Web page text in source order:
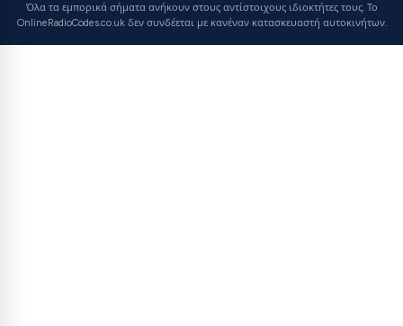
Όλα τα εμπορικά σήματα ανήκουν στους αντίστοιχους ιδιοκτήτες τους. Το
OnlineRadioCodes.co.uk δεν συνδέεται με κανέναν κατασκευαστή αυτοκινήτων.